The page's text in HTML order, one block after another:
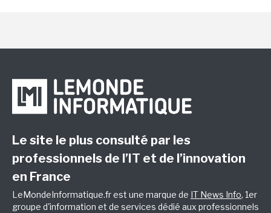
Le site le plus consulté par les
professionnels de l’IT et de l’innovation
en France
LeMondeInformatique.fr est une marque de IT News Info, 1er
groupe d'information et de services dédié aux professionnels